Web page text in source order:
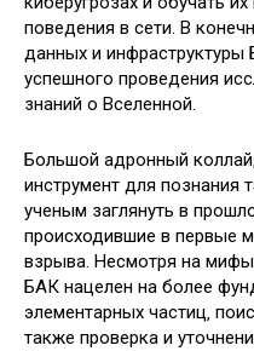
поведения в сети. В
данных и инфраструктуры
успешного проведения
знаний о Вселенной.
Большой адронный
инструмент для познания
ученым заглянуть в
происходившие в первые
взрыва. Несмотря на мифы
БАК нацелен на более
элементарных частиц‚
также проверка и